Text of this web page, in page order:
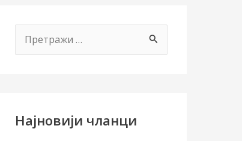
р
аНајновији чланци